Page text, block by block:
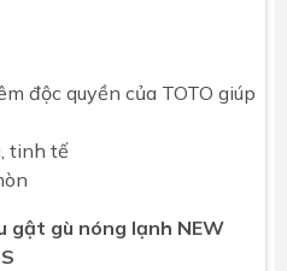
độc quyền của TOTO giúp
tinh tế
gật gù nóng lạnh NEW